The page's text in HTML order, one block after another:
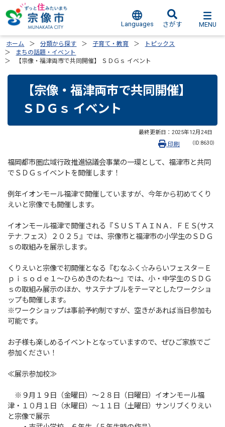
Languages さがす MENU
ホーム 分類から探す 子育て・教育
トピックス
まちの話題・イベント
【宗像・福津両市で共同開催】 ＳＤＧｓ イベント
【宗像・福津両市で共同開催】
ＳＤＧｓ イベント
最終更新日： 2025年12月24日
（ID:8630）
印刷
福岡都市圏広域行政推進協議会事業の一環として、福津市と共同
でＳＤＧｓイベントを開催します！
例年イオンモール福津で開催していますが、今年から初めてくり
えいと宗像でも開催します。
イオンモール福津で開催される『ＳＵＳＴＡＩＮＡ．ＦＥＳ(サス
テナ.フェス）２０２５』では、宗像市と福津市の小学生のＳＤＧ
ｓの取組みを展示します。
くりえいと宗像で初開催となる『むなふく☆みらいフェスタ－Ｅ
ｐｉｓｏｄｅ１～ひらめきのたね～』では、小・中学生のＳＤＧ
ｓの取組み展示のほか、サステナブルをテーマとしたワークショ
ップも開催します。
※ワークショップは事前予約制ですが、空きがあれば当日参加も
可能です。
お子様も楽しめるイベントとなっていますので、ぜひご家族でご
参加ください！
≪展示参加校≫
※９月１９日（金曜日）～２８日（日曜日）イオンモール福
津・１０月１日（水曜日）～１１日（土曜日）サンリブくりえい
と宗像で展示